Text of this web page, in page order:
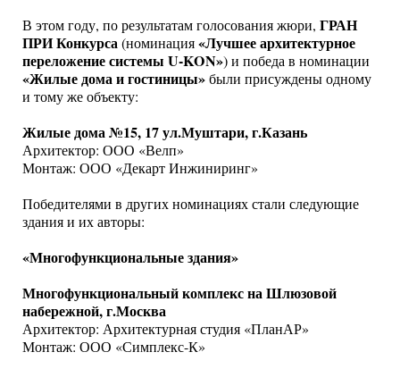
В этом году, по результатам голосования жюри, ГРАН
ПРИ Конкурса(номинация«Лучшее архитектурное
переложение системы U-KON») и победа в номинации
«Жилые дома и гостиницы»были присуждены одному
и тому же объекту:
Жилые дома №15, 17 ул.Муштари, г.Казань
Архитектор: ООО «Велп»
Монтаж: ООО «Декарт Инжиниринг»
Победителями в других номинациях стали следующие
здания и их авторы:
«Многофункциональные здания»
Многофункциональный комплекс на Шлюзовой
набережной, г.Москва
Архитектор: Архитектурная студия «ПланАР»
Монтаж: ООО «Симплекс-К»